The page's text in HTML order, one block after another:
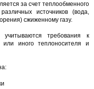
за счет теплообменного
источников (вода,
сжиженному газу.
требования к
иного теплоносителя и